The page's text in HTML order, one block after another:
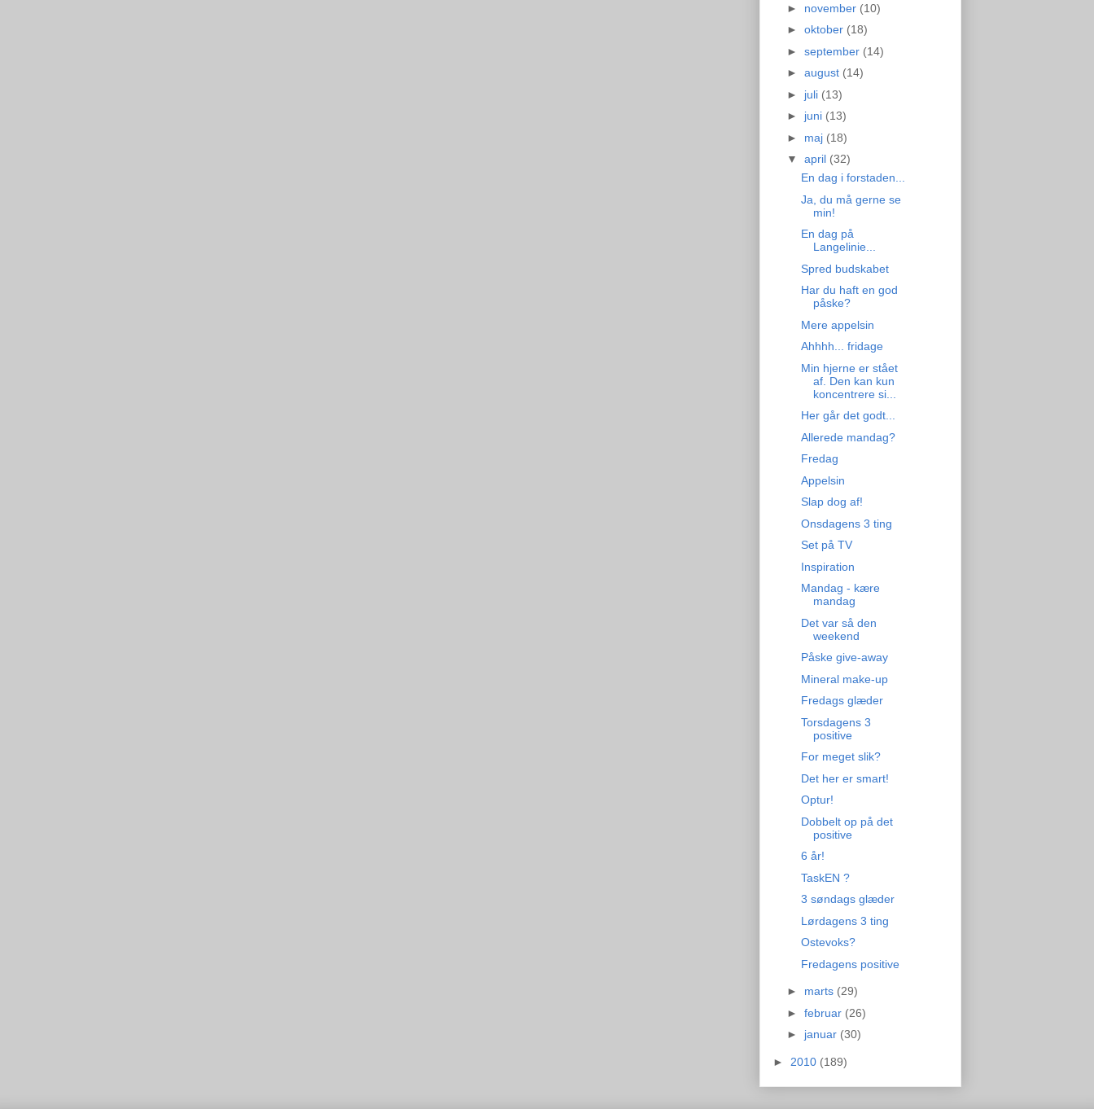
► november (10)
► oktober (18)
► september (14)
► august (14)
► juli (13)
► juni (13)
► maj (18)
▼ april (32)
En dag i forstaden...
Ja, du må gerne se
min!
En dag på
Langelinie...
Spred budskabet
Har du haft en god
påske?
Mere appelsin
Ahhhh... fridage
Min hjerne er stået
af. Den kan kun
koncentrere si...
Her går det godt...
Allerede mandag?
Fredag
Appelsin
Slap dog af!
Onsdagens 3 ting
Set på TV
Inspiration
Mandag - kære
mandag
Det var så den
weekend
Påske give-away
Mineral make-up
Fredags glæder
Torsdagens 3
positive
For meget slik?
Det her er smart!
Optur!
Dobbelt op på det
positive
6 år!
TaskEN ?
3 søndags glæder
Lørdagens 3 ting
Ostevoks?
Fredagens positive
► marts (29)
► februar (26)
► januar (30)
► 2010 (189)